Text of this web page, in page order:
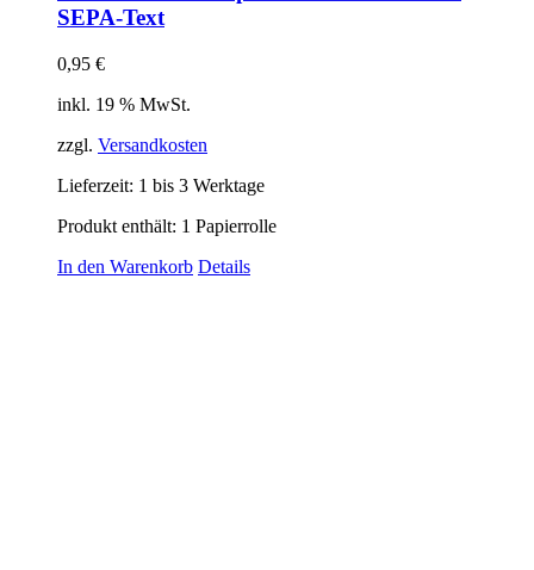
SEPA-Text
0,95 €
inkl. 19 % MwSt.
zzgl. Versandkosten
Lieferzeit: 1 bis 3 Werktage
Produkt enthält: 1 Papierrolle
In den Warenkorb Details